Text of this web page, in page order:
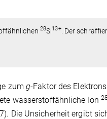
28Si13+. Der
zum g-Faktor des
wasserstoffähnliche Ion28
Die Unsicherheit ergibt